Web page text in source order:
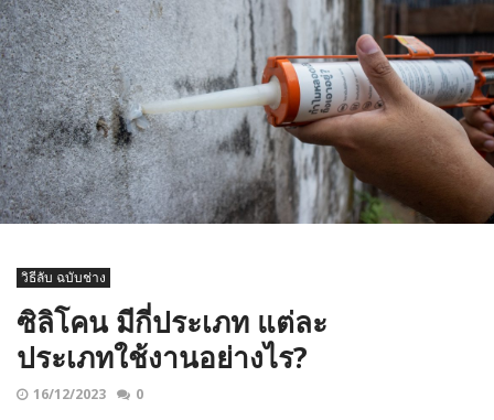
วิธีลับ ฉบับช่าง
ซิลิโคน มีกี่ประเภท แต่ละ
ประเภทใช้งานอย่างไร?
16/12/2023 0